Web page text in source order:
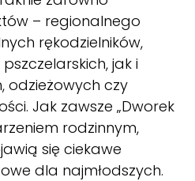
– regionalnego
rękodzielników,
jak i
odzieżowych czy
Jak zawsze „Dworek
rodzinnym,
się ciekawe
dla najmłodszych.